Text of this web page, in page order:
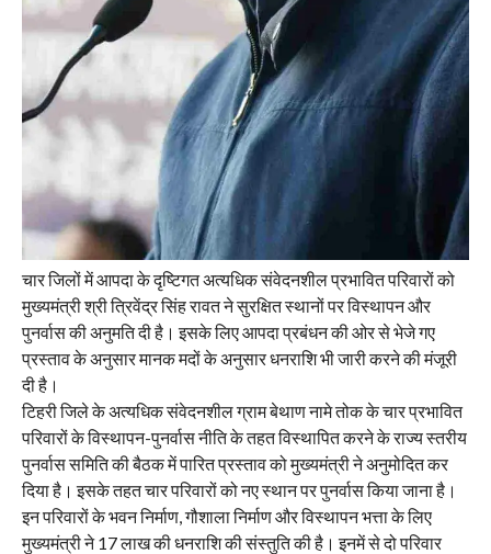
चार जिलों में आपदा के दृष्टिगत अत्यधिक संवेदनशील प्रभावित परिवारों को
मुख्यमंत्री श्री त्रिवेंद्र सिंह रावत ने सुरक्षित स्थानों पर विस्थापन और
पुनर्वास की अनुमति दी है। इसके लिए आपदा प्रबंधन की ओर से भेजे गए
प्रस्ताव के अनुसार मानक मदों के अनुसार धनराशि भी जारी करने की मंजूरी
दी है।
टिहरी जिले के अत्यधिक संवेदनशील ग्राम बेथाण नामे तोक के चार प्रभावित
परिवारों के विस्थापन-पुनर्वास नीति के तहत विस्थापित करने के राज्य स्तरीय
पुनर्वास समिति की बैठक में पारित प्रस्ताव को मुख्यमंत्री ने अनुमोदित कर
दिया है। इसके तहत चार परिवारों को नए स्थान पर पुनर्वास किया जाना है।
इन परिवारों के भवन निर्माण, गौशाला निर्माण और विस्थापन भत्ता के लिए
मुख्यमंत्री ने 17 लाख की धनराशि की संस्तुति की है। इनमें से दो परिवार